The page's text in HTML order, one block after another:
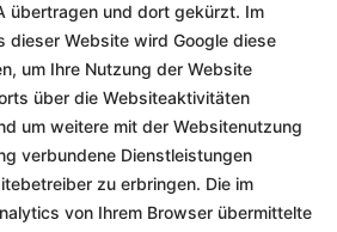
übertragen und dort gekürzt. Im
dieser Website wird Google diese
um Ihre Nutzung der Website
über die Websiteaktivitäten
um weitere mit der Websitenutzung
verbundene Dienstleistungen
zu erbringen. Die im
von Ihrem Browser übermittelte